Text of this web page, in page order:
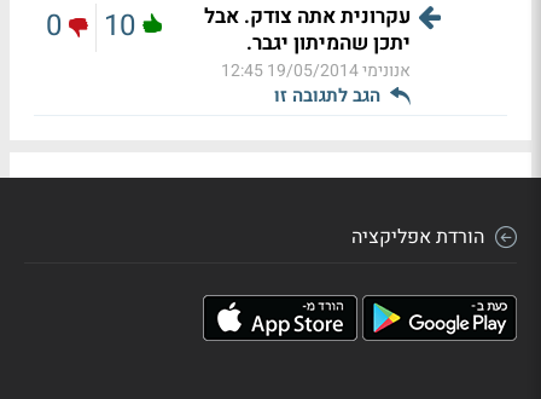
עקרונית אתה צודק. אבל
יתכן שהמיתון יגבר.
אנונימי19/05/2014 12:45
הגב לתגובה זו
10
0
הורדת אפליקציה